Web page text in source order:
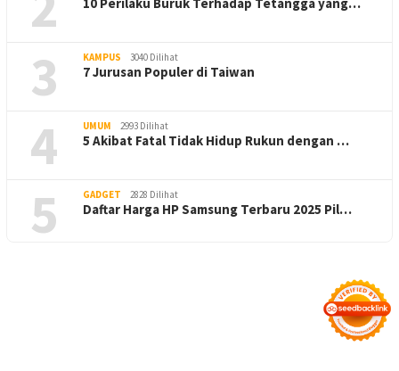
3 KAMPUS 3040 Dilihat
7 Jurusan Populer di Taiwan
4 UMUM 2993 Dilihat
5 Akibat Fatal Tidak Hidup Rukun dengan …
5 GADGET 2828 Dilihat
Daftar Harga HP Samsung Terbaru 2025 Pil…